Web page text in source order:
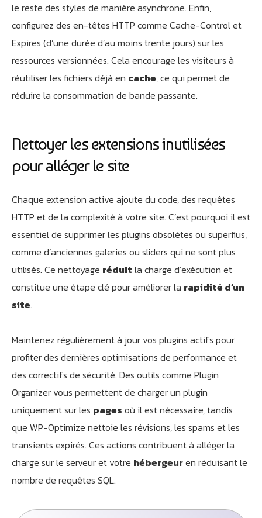
le reste des styles de manière asynchrone. Enfin,
configurez des en-têtes HTTP comme Cache-Control et
Expires (d’une durée d’au moins trente jours) sur les
ressources versionnées. Cela encourage les visiteurs à
réutiliser les fichiers déjà en cache, ce qui permet de
réduire la consommation de bande passante.
Nettoyer les extensions inutilisées
pour alléger le site
Chaque extension active ajoute du code, des requêtes
HTTP et de la complexité à votre site. C’est pourquoi il est
essentiel de supprimer les plugins obsolètes ou superflus,
comme d’anciennes galeries ou sliders qui ne sont plus
utilisés. Ce nettoyage réduit la charge d’exécution et
constitue une étape clé pour améliorer la rapidité d’un
site.
Maintenez régulièrement à jour vos plugins actifs pour
profiter des dernières optimisations de performance et
des correctifs de sécurité. Des outils comme Plugin
Organizer vous permettent de charger un plugin
uniquement sur les pages où il est nécessaire, tandis
que WP-Optimize nettoie les révisions, les spams et les
transients expirés. Ces actions contribuent à alléger la
charge sur le serveur et votre hébergeuren réduisant le
nombre de requêtes SQL.